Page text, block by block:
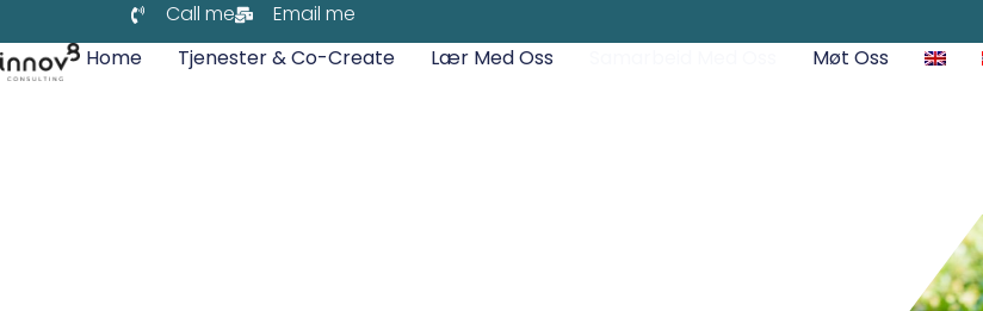
Call me
Email me
Home
Tjenester & Co-Create Lær Med Oss Møt Oss